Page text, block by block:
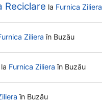
Reciclare la Furnica Ziliera
Ziliera în Buzău
la Furnica Ziliera în Buzău
în Buzău